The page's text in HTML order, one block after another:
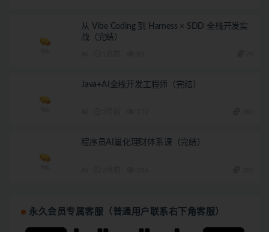
从 Vibe Coding 到 Harness × SDD 全栈开发实
战（完结）
Java+AI全栈开发工程师（完结）
程序员AI量化理财体系课（完结）
永久会员专属客服（普通用户联系右下角客服）